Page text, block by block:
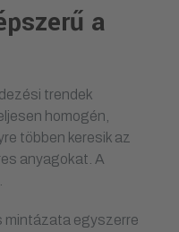
a
trendek
homogén,
többen keresik az
anyagokat. A
mintázata egyszerre